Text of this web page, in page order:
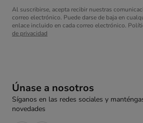
Únase a nosotros
Síganos en las redes sociales y
novedades
Al suscribirse, acepta recibir nuestras
correo electrónico. Puede darse de baja en
enlace incluido en cada correo electrónico.
de privacidad